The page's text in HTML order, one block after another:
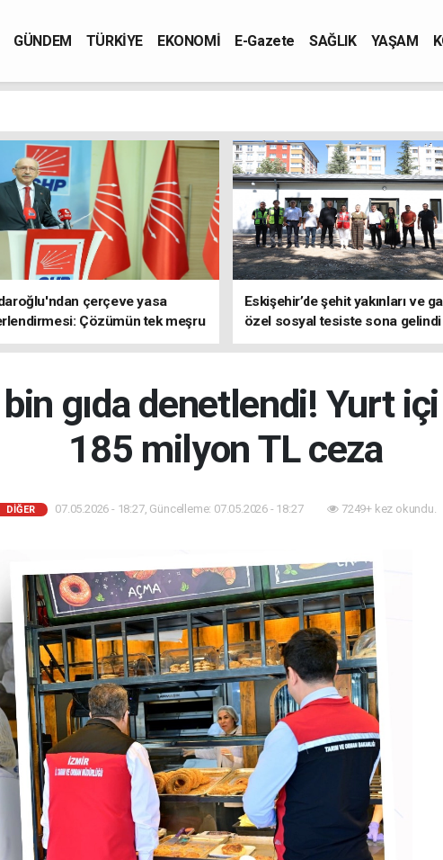
GÜNDEM TÜRKİYE EKONOMİ E-Gazete SAĞLIK YAŞAM
çerçeve yasa
Çözümün tek meşru
TBMM'dir
Eskişehir’de şehit yakınları ve
özel sosyal tesiste sona gelindi
gıda denetlendi! Yurt
185 milyon TL ceza
DİĞER 07.05.2026 - 18:27, Güncelleme: 07.05.2026 - 18:27 7249+ kez okundu.